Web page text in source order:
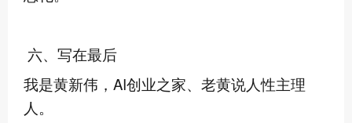
六、写在最后
我是黄新伟，AI创业之家、老黄说人性主理
人。